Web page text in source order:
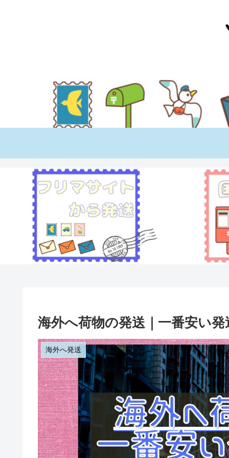
海外へ荷物の発送｜一番安い
海外へ発送